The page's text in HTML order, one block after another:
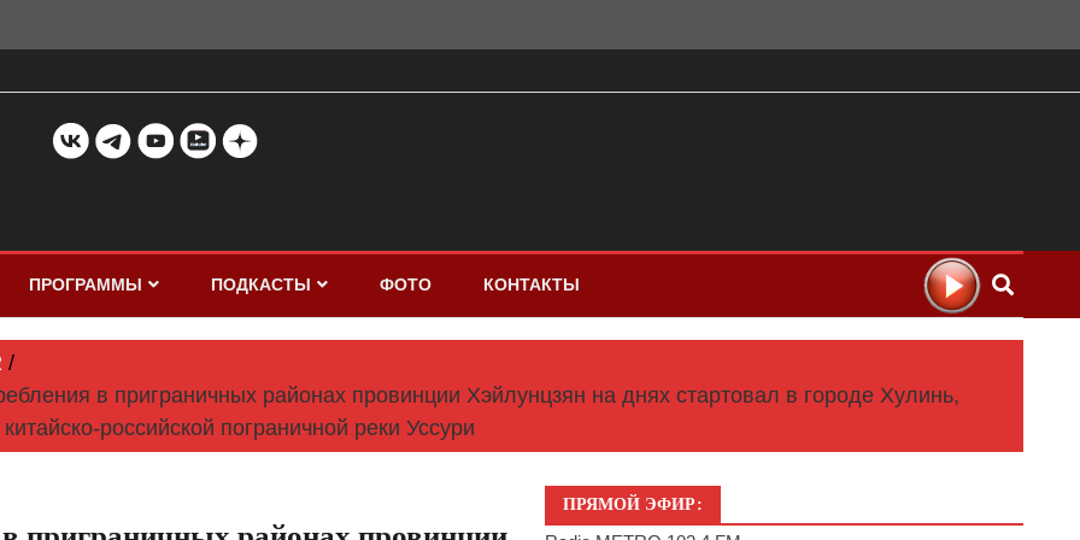
ПРОГРАММЫ ПОДКАСТЫ ФОТО КОНТАКТЫ
в приграничных районах провинции Хэйлунцзян на днях стартовал в городе Хулинь,
российской пограничной реки Уссури
ПРЯМОЙ ЭФИР: